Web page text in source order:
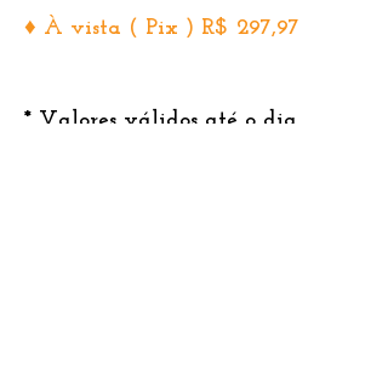
♦ À vista ( Pix ) R$ 297,97
* Valores válidos até o dia